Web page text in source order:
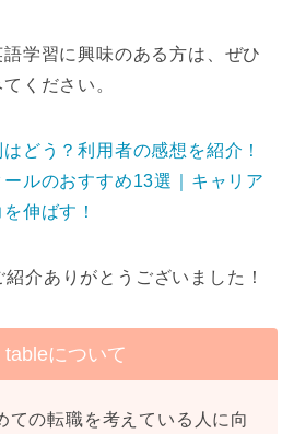
学習に興味のある方は、ぜひ
ください。
どう？利用者の感想を紹介！
ルのおすすめ13選｜キャリア
伸ばす！
介ありがとうございました！
tableについて
ての転職を考えている人に向